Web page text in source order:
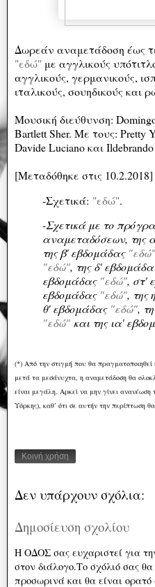
Δωρεάν αναμετάδοση έως
"εδώ" με αγγλικούς
αγγλικούς, γερμανικούς,
ιταλικούς, σουηδικούς και
Μουσική διεύθυνση:
Bartlett Sher. Με τους: Pretty
Davide Luciano και Ildebrando
[Μεταδόθηκε στις 10.2.2018]
-Σχετικά: "εδώ".
-Σχετικά με το
αναμεταδόσεων, της
της β' εβδομάδας "εδώ"
"εδώ", της δ'
εβδομάδας "εδώ", στ'
εβδομάδας "εδώ", της
θ' εβδομάδας "εδώ",
"εδώ" και της ια'
(*) Από την στιγμή που θα
μετά τα μεσάνυχτα, η αναμετάδοση θα
είναι μεγάλη. Αρκεί να μην γίνει
Υόρκης), καθ’ ότι σε αυτήν την περίπτωση
Κοινή χρήση
Δεν υπάρχουν σχόλια:
Δημοσίευση σχολίου
Η ΟΔΟΣ σας ευχαριστεί για
στον διάλογο.Το σχόλιό σας θα
προσωρινά και θα είναι ορατό